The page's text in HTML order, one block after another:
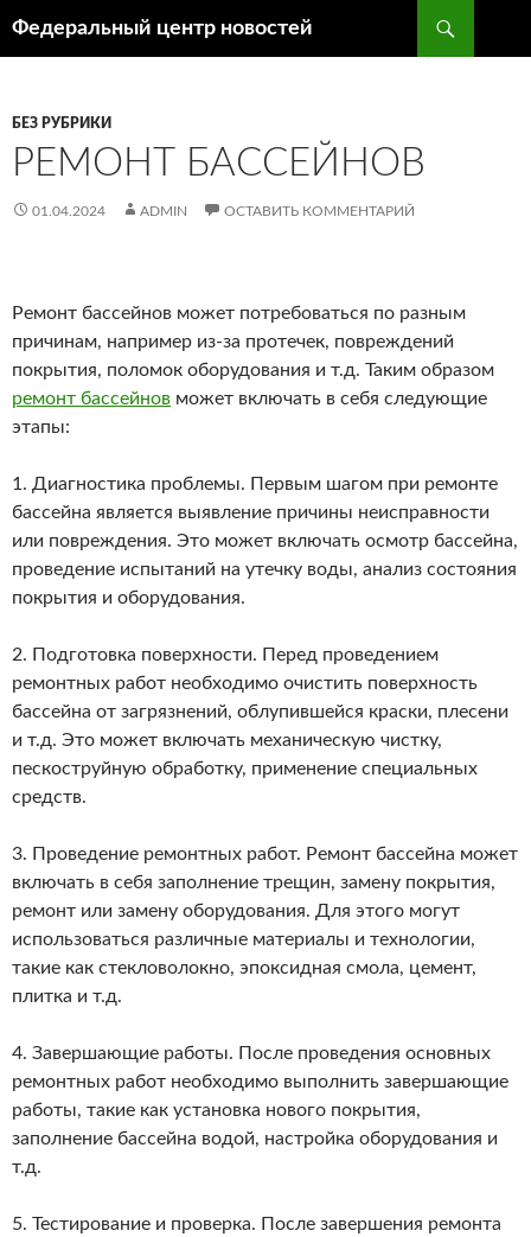
Федеральный центр новостей
БЕЗ РУБРИКИ
РЕМОНТ БАССЕЙНОВ
01.04.2024 ADMIN ОСТАВИТЬ КОММЕНТАРИЙ
Ремонт бассейнов может потребоваться по разным
причинам, например из-за протечек, повреждений
покрытия, поломок оборудования и т.д. Таким образом
ремонт бассейнов может включать в себя следующие
этапы:
1. Диагностика проблемы. Первым шагом при ремонте
бассейна является выявление причины неисправности
или повреждения. Это может включать осмотр бассейна,
проведение испытаний на утечку воды, анализ состояния
покрытия и оборудования.
2. Подготовка поверхности. Перед проведением
ремонтных работ необходимо очистить поверхность
бассейна от загрязнений, облупившейся краски, плесени
и т.д. Это может включать механическую чистку,
пескоструйную обработку, применение специальных
средств.
3. Проведение ремонтных работ. Ремонт бассейна может
включать в себя заполнение трещин, замену покрытия,
ремонт или замену оборудования. Для этого могут
использоваться различные материалы и технологии,
такие как стекловолокно, эпоксидная смола, цемент,
плитка и т.д.
4. Завершающие работы. После проведения основных
ремонтных работ необходимо выполнить завершающие
работы, такие как установка нового покрытия,
заполнение бассейна водой, настройка оборудования и
т.д.
5. Тестирование и проверка. После завершения ремонта